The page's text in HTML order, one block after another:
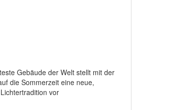
Gebäude der Welt stellt mit der
die Sommerzeit eine neue,
vor